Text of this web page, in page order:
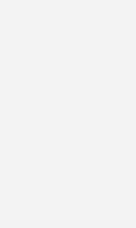
wir
So bauen wir
in
resilienter
Ziele im Fokus.
eine